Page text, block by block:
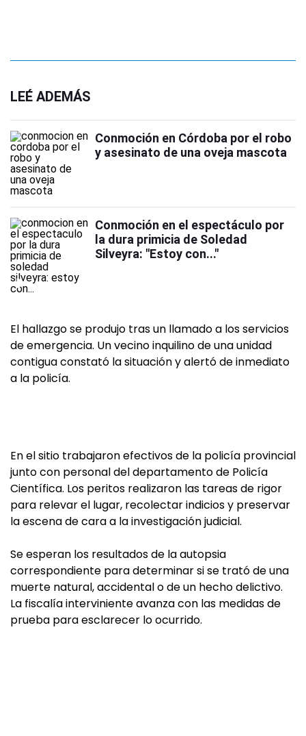
LEÉ ADEMÁS
Conmoción en Córdoba por el robo
y asesinato de una oveja mascota
Conmoción en el espectáculo por
la dura primicia de Soledad
Silveyra: "Estoy con..."
El hallazgo se produjo tras un llamado a los servicios
de emergencia. Un vecino inquilino de una unidad
contigua constató la situación y alertó de inmediato
a la policía.
En el sitio trabajaron efectivos de la policía provincial
junto con personal del departamento de Policía
Científica. Los peritos realizaron las tareas de rigor
para relevar el lugar, recolectar indicios y preservar
la escena de cara a la investigación judicial.
Se esperan los resultados de la autopsia
correspondiente para determinar si se trató de una
muerte natural, accidental o de un hecho delictivo.
La fiscalía interviniente avanza con las medidas de
prueba para esclarecer lo ocurrido.